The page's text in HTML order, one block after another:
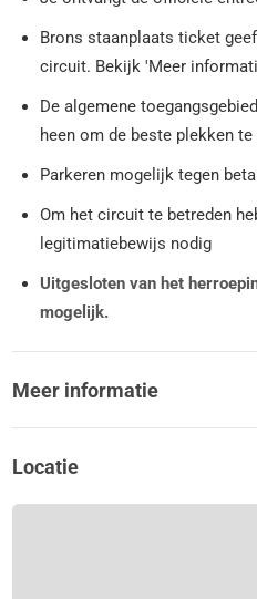
Brons staanplaats ticket
circuit. Bekijk 'Meer
De algemene
heen om de beste plekken
Parkeren mogelijk tegen
Om het circuit te betreden
legitimatiebewijs nodig
Uitgesloten van het
mogelijk.
Meer informatie
Locatie